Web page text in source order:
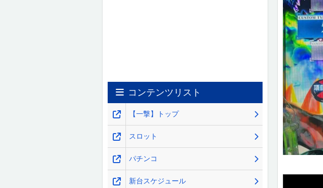
コンテンツリスト
【一撃】トップ
スロット
パチンコ
新台スケジュール